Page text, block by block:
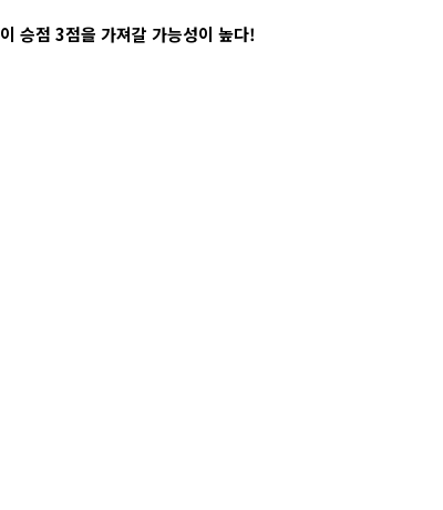
승점 3점을 가져갈 가능성이 높다!